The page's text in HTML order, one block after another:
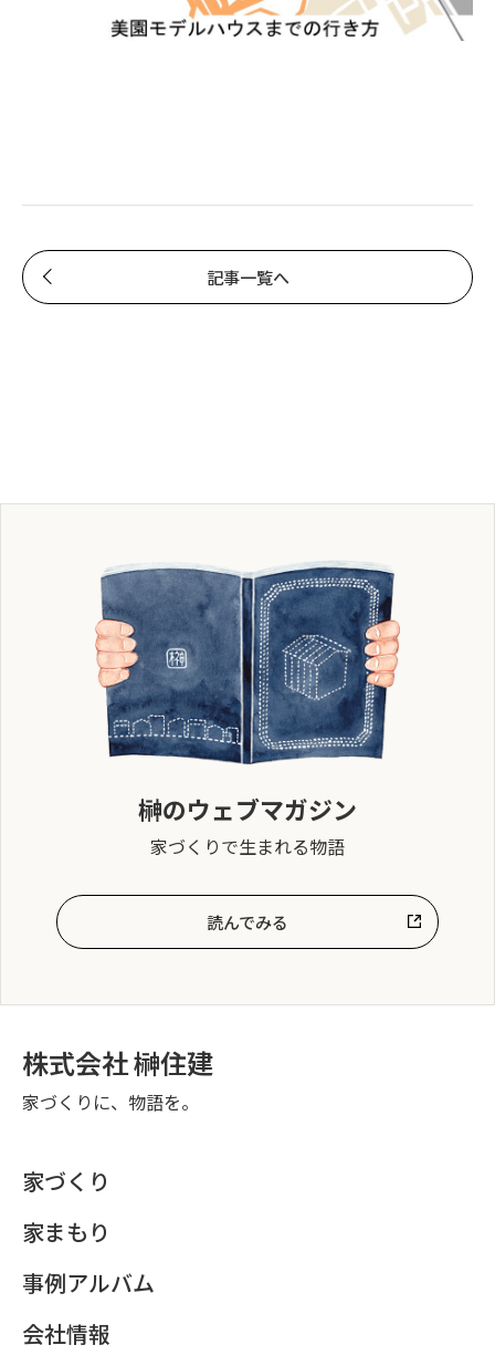
記事一覧へ
榊のウェブマガジン
家づくりで生まれる物語
読んでみる
株式会社 榊住建
家づくりに、物語を。
家づくり
家まもり
事例アルバム
会社情報